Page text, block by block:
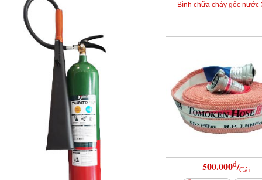
Bình chữa cháy gốc nước
500.000đ/Cái